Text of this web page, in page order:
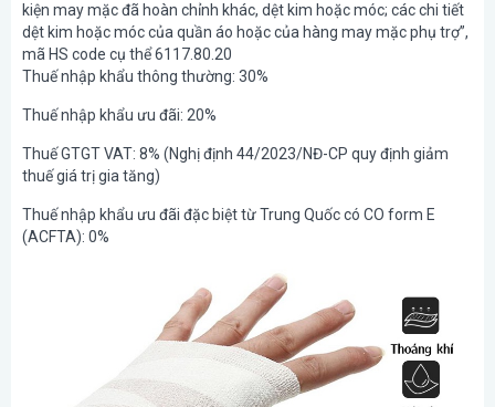
kiện may mặc đã hoàn chỉnh khác, dệt kim hoặc móc; các chi tiết
dệt kim hoặc móc của quần áo hoặc của hàng may mặc phụ trợ”,
mã HS code cụ thể 6117.80.20
Thuế nhập khẩu thông thường: 30%
Thuế nhập khẩu ưu đãi: 20%
Thuế GTGT VAT: 8% (Nghị định 44/2023/NĐ-CP quy định giảm
thuế giá trị gia tăng)
Thuế nhập khẩu ưu đãi đặc biệt từ Trung Quốc có CO form E
(ACFTA): 0%